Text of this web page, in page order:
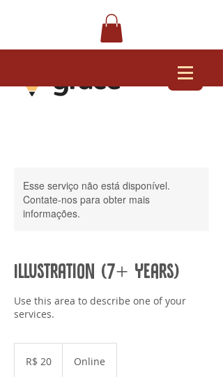
Esse serviço não está disponível.
Contate-nos para obter mais
informações.
Illustration (7+ Years)
Use this area to describe one of your
services.
brasileiros
R$ 20 Online